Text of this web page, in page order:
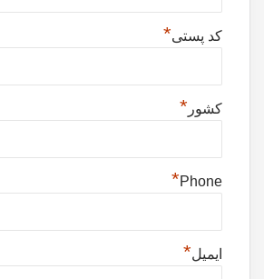
کد پستی*
کشور *
Phone
*
ایمیل*